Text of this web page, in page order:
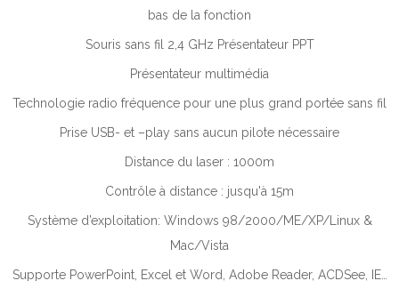
bas de la fonction
Souris sans fil 2,4 GHz Présentateur PPT
Présentateur multimédia
Technologie radio fréquence pour une plus grand portée sans fil
Prise USB- et –play sans aucun pilote nécessaire
Distance du laser : 1000m
Contrôle à distance : jusqu'à 15m
Système d’exploitation: Windows 98/2000/ME/XP/Linux &
Mac/Vista
Supporte PowerPoint, Excel et Word, Adobe Reader, ACDSee, IE…